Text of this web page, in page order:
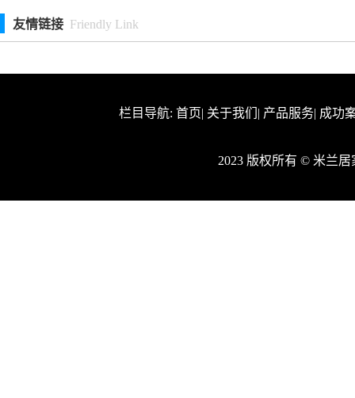
友情链接 Friendly Link
栏目导航: 首页| 关于我们 | 产品服务| 成功
2023 版权所有 © 米兰